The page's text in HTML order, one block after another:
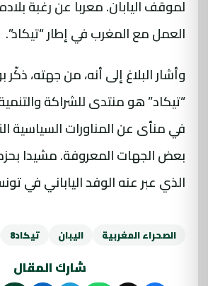
لموقف اليابان. معربا عن رغبة
العمل مع المغرب في إطار “تيكاد”.
وأشار البلاغ إلى أنه، من جهته، ذكّر
“تيكاد” هو منتدى للشراكة
في منأى عن المناورات السياسية
بعض الجهات المعروفة. مشيدا
الذي عبر عنه الوفد الياباني في
الصحراء المغربية اليبان تيكاد8
شارك المقال